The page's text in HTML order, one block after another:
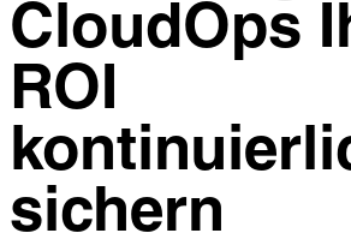
CloudOps
ROI
sichern